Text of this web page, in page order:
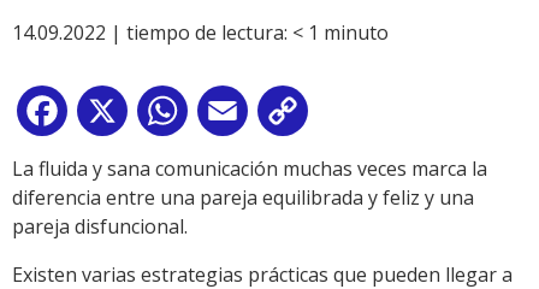
14.09.2022 | tiempo de lectura: < 1 minuto
Facebook
X WhatsApp
Email
Link
La fluida y sana comunicación muchas veces marca la
diferencia entre una pareja equilibrada y feliz y una
pareja disfuncional.
Existen varias estrategias prácticas que pueden llegar a